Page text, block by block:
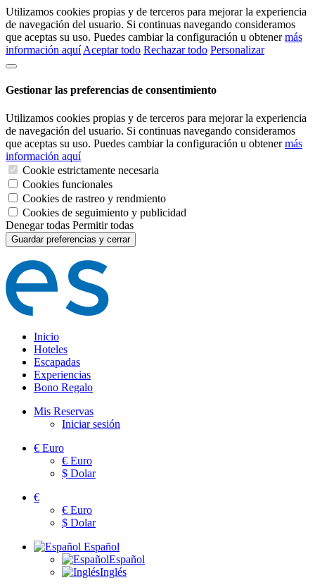
Utilizamos cookies propias y de terceros para mejorar la experiencia
de navegación del usuario. Si continuas navegando consideramos
que aceptas su uso. Puedes cambiar la configuración u obtenermás
información aquí Aceptar todo Rechazar todo Personalizar
Gestionar las preferencias de consentimiento
Utilizamos cookies propias y de terceros para mejorar la experiencia
de navegación del usuario. Si continuas navegando consideramos
que aceptas su uso. Puedes cambiar la configuración u obtenermás
información aquí
Cookie estrictamente necesaria
Cookies funcionales
Cookies de rastreo y rendmiento
Cookies de seguimiento y publicidad
Denegar todas Permitir todas
Guardar preferencias y cerrar
Inicio
Hoteles
Escapadas
Experiencias
Bono Regalo
Mis Reservas
Iniciar sesión
€ Euro
€ Euro
$ Dolar
€
€ Euro
$ Dolar
Español
Español
Inglés